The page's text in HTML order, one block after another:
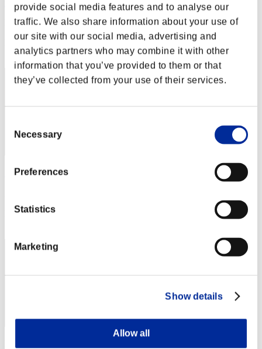
provide social media features and to analyse our
traffic. We also share information about your use of
our site with our social media, advertising and
analytics partners who may combine it with other
information that you’ve provided to them or that
they’ve collected from your use of their services.
Selection
Necessary
Preferences
Statistics
Marketing
Show details
Allow all
mememe
Puntos:Lv:1/02'16"14
Posición
2
ひなみんご星人
Posición